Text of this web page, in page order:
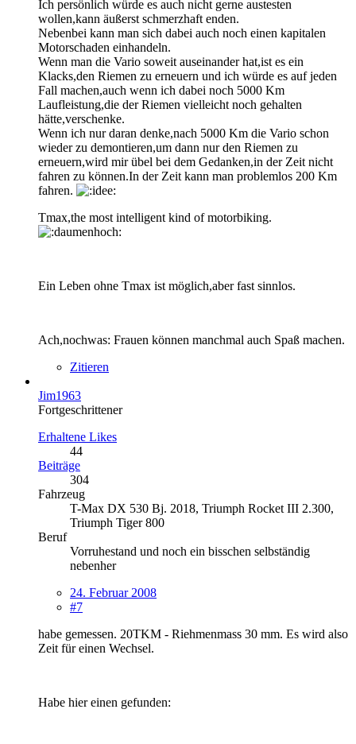
Ich persönlich würde es auch nicht gerne austesten
wollen,kann äußerst schmerzhaft enden.
Nebenbei kann man sich dabei auch noch einen kapitalen
Motorschaden einhandeln.
Wenn man die Vario soweit auseinander hat,ist es ein
Klacks,den Riemen zu erneuern und ich würde es auf jeden
Fall machen,auch wenn ich dabei noch 5000 Km
Laufleistung,die der Riemen vielleicht noch gehalten
hätte,verschenke.
Wenn ich nur daran denke,nach 5000 Km die Vario schon
wieder zu demontieren,um dann nur den Riemen zu
erneuern,wird mir übel bei dem Gedanken,in der Zeit nicht
fahren zu können.In der Zeit kann man problemlos 200 Km
fahren.
Tmax,the most intelligent kind of motorbiking.
Ein Leben ohne Tmax ist möglich,aber fast sinnlos.
Ach,nochwas: Frauen können manchmal auch Spaß machen.
Zitieren
Jim1963
Fortgeschrittener
Erhaltene Likes
44
Beiträge
304
Fahrzeug
T-Max DX 530 Bj. 2018, Triumph Rocket III 2.300,
Triumph Tiger 800
Beruf
Vorruhestand und noch ein bisschen selbständig
nebenher
24. Februar 2008
#7
habe gemessen. 20TKM - Riehmenmass 30 mm. Es wird also
Zeit für einen Wechsel.
Habe hier einen gefunden: